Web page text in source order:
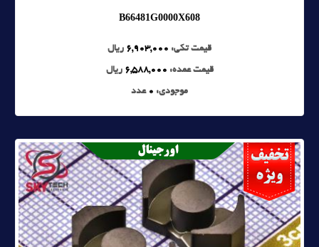
B66481G0000X608
قیمت تکی: 6,903,000 ریال
قیمت عمده: 6,588,000 ریال
موجودی: 0 عدد